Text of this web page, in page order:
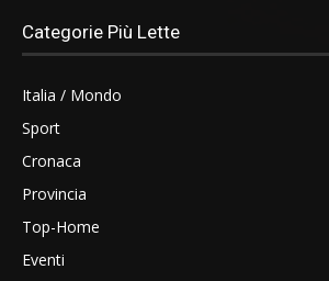
Categorie Più Lette
Italia / Mondo
Sport
Cronaca
Provincia
Top-Home
Eventi